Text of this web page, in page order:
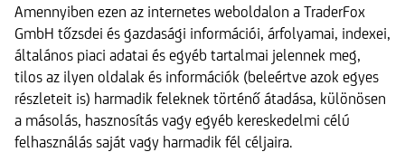
Amennyiben ezen az internetes weboldalon a TraderFox
GmbH tőzsdei és gazdasági információi, árfolyamai, indexei,
általános piaci adatai és egyéb tartalmai jelennek meg,
tilos az ilyen oldalak és információk (beleértve azok egyes
részleteit is) harmadik feleknek történő átadása, különösen
a másolás, hasznosítás vagy egyéb kereskedelmi célú
felhasználás saját vagy harmadik fél céljaira.